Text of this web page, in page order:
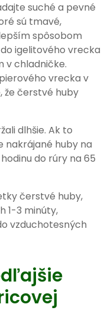
suché a pevné
sú tmavé,
spôsobom
igelitového vrecka
v chladničke.
vrecka v
že čerstvé huby
dlhšie. Ak to
nakrájané huby na
do rúry na 65
čerstvé huby,
1-3 minúty,
vzduchotesných